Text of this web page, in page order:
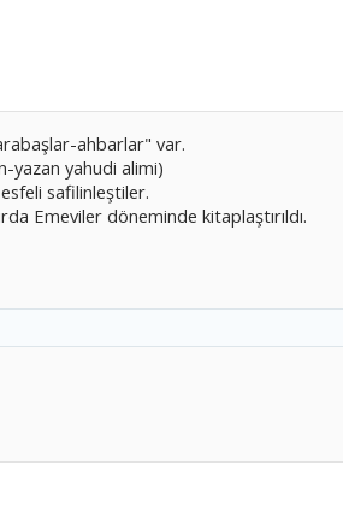
ahbarlar" var.
yazan yahudi alimi)
safilinleştiler.
Emeviler döneminde kitaplaştırıldı.